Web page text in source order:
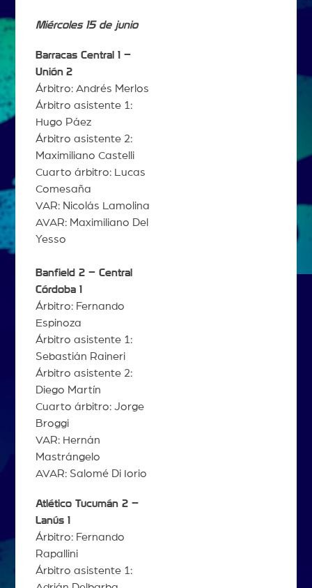
Miércoles 15 de junio
Barracas Central 1 –
Unión 2
Árbitro: Andrés Merlos
Árbitro asistente 1:
Hugo Páez
Árbitro asistente 2:
Maximiliano Castelli
Cuarto árbitro: Lucas
Comesaña
VAR: Nicolás Lamolina
AVAR: Maximiliano Del
Yesso
Banfield 2 – Central
Córdoba 1
Árbitro: Fernando
Espinoza
Árbitro asistente 1:
Sebastián Raineri
Árbitro asistente 2:
Diego Martín
Cuarto árbitro: Jorge
Broggi
VAR: Hernán
Mastrángelo
AVAR: Salomé Di Iorio
Atlético Tucumán 2 –
Lanús 1
Árbitro: Fernando
Rapallini
Árbitro asistente 1: